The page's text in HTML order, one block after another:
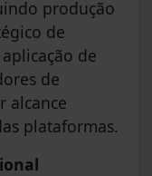
produção
de
de
de
alcance
plataformas.